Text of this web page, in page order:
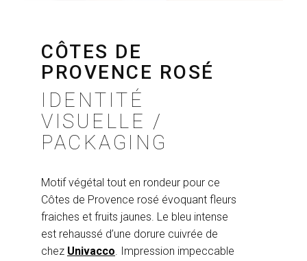
CÔTES DE
PROVENCE ROSÉ
IDENTITÉ
VISUELLE /
PACKAGING
Motif végétal tout en rondeur pour ce
Côtes de Provence rosé évoquant fleurs
fraiches et fruits jaunes. Le bleu intense
est rehaussé d’une dorure cuivrée de
chez Univacco. Impression impeccable